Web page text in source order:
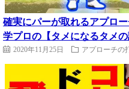
確実にパーが取れるアプロ
学プロの【タメになるタメ
2020年11月25日 アプローチの